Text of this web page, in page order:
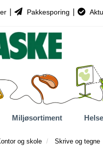
Pakkesporing
Miljøsortiment Helse
og skole Skrive og tegne